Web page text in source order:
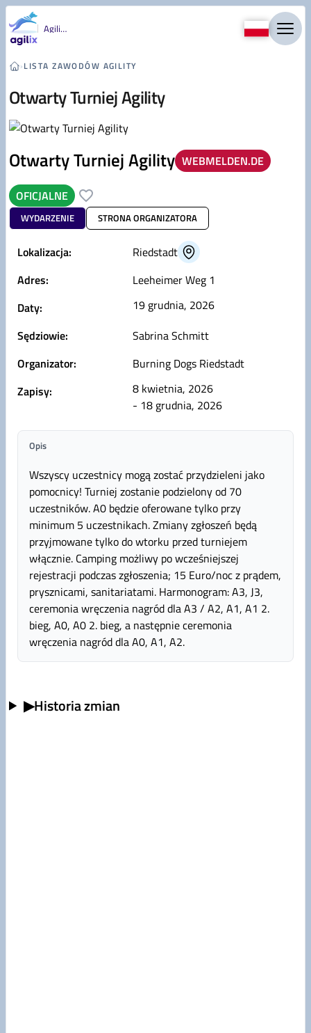
Przejdź do treści
Agility
›LISTA ZAWODÓW AGILITY
Otwarty Turniej Agility
Otwarty Turniej Agility WEBMELDEN.DE
OFICJALNE
WYDARZENIE STRONA ORGANIZATORA
Lokalizacja:
Riedstadt
Adres:
Leeheimer Weg 1
Daty:
19 grudnia, 2026
Sędziowie:
Sabrina Schmitt
Organizator:
Burning Dogs Riedstadt
Zapisy:
8 kwietnia, 2026
- 18 grudnia, 2026
Opis
Wszyscy uczestnicy mogą zostać przydzieleni jako
pomocnicy! Turniej zostanie podzielony od 70
uczestników. A0 będzie oferowane tylko przy
minimum 5 uczestnikach. Zmiany zgłoszeń będą
przyjmowane tylko do wtorku przed turniejem
włącznie. Camping możliwy po wcześniejszej
rejestracji podczas zgłoszenia; 15 Euro/noc z prądem,
prysznicami, sanitariatami. Harmonogram: A3, J3,
ceremonia wręczenia nagród dla A3 / A2, A1, A1 2.
bieg, A0, A0 2. bieg, a następnie ceremonia
wręczenia nagród dla A0, A1, A2.
▶Historia zmian